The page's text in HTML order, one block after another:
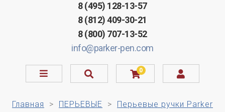
8 (495) 128-13-57
8 (812) 409-30-21
8 (800) 707-13-52
info@parker-pen.com
0
Главная ПЕРЬЕВЫЕ Перьевые ручки Parker